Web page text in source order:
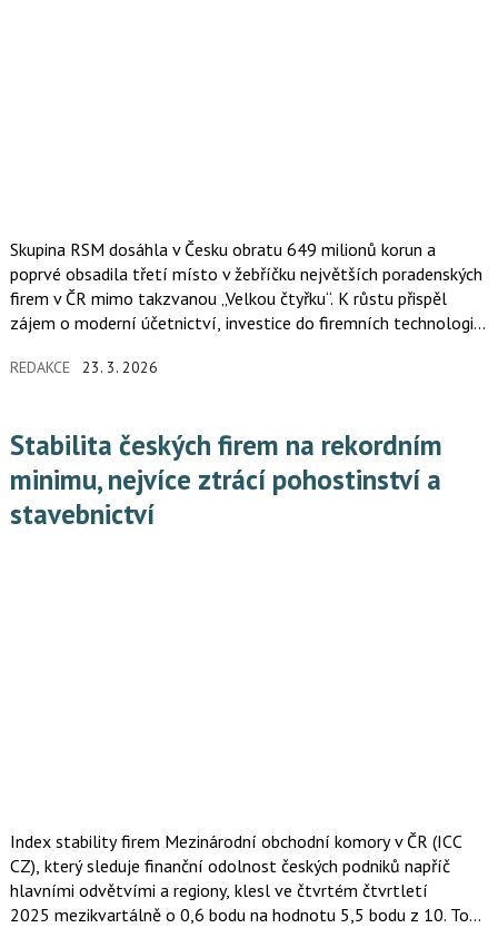
Skupina RSM dosáhla v Česku obratu 649 milionů korun a
poprvé obsadila třetí místo v žebříčku největších poradenských
firem v ČR mimo takzvanou „Velkou čtyřku“. K růstu přispěl
zájem o moderní účetnictví, investice do firemních technologií
Republic & Slovakia Monika Marečková se zároveň jako jediná
REDAKCE 23. 3. 2026
Stabilita českých firem na rekordním
minimu, nejvíce ztrácí pohostinství a
stavebnictví
Index stability firem Mezinárodní obchodní komory v ČR (ICC
CZ), který sleduje finanční odolnost českých podniků napříč
hlavními odvětvími a regiony, klesl ve čtvrtém čtvrtletí
2025 mezikvartálně o 0,6 bodu na hodnotu 5,5 bodu z 10. To